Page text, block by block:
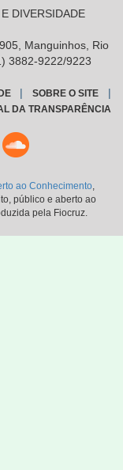
DIVERSIDADE
Manguinhos, Rio
3882-9222/9223
| SOBRE O SITE |
DA TRANSPARÊNCIA
Sound
cloud
ao Conhecimento,
público e aberto ao
pela Fiocruz.